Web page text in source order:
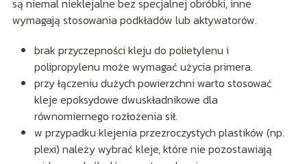
wymagają stosowania podkładów lub aktywatorów.
brak przyczepności kleju do polietylenu i
polipropylenu może wymagać użycia primera.
przy łączeniu dużych powierzchni warto stosować
kleje epoksydowe dwuskładnikowe dla
równomiernego rozłożenia sił.
w przypadku klejenia przezroczystych plastików (np.
plexi) należy wybrać kleje, które nie pozostawiają